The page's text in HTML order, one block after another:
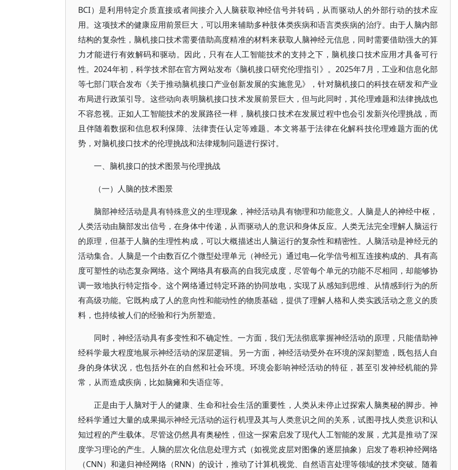
BCI）是利用特定介质直接或者间接介入人脑获取神经信号并转码，从而驱动人的外部行动的技术应
用。这项技术的健康应用前景巨大，可以用来辅助多种肢体类疾病和语言类疾病的治疗。由于人脑内部
结构的复杂性，脑机接口技术需要借助高度精准的材料来获取人脑神经元信息，同时需要借助强大的算
力才能进行有效解码和驱动。因此，只有在人工智能技术的支持之下，脑机接口技术应用才具备可行
性。2024年初，科学技术部在官方网站发布《脑机接口研究伦理指引》。2025年7月，工业和信息化部
等七部门联合发布《关于推动脑机接口产业创新发展的实施意见》，针对脑机接口的科技在研发和产业
布局进行政策引导。这些动向表明脑机接口技术发展前景巨大，但与此同时，其伦理难题和法律挑战也
不容忽视。正如人工智能技术的发展路径一样，脑机接口技术在发展过程中也会引发新兴伦理挑战，而
且伴随着数据和信息权利保障、法律责任认定等难题。本文将基于法律在化解科技伦理难题方面的优
势，对脑机接口技术的伦理挑战和法律规制问题进行探讨。
一、脑机接口的技术图景与伦理挑战
（一）人脑的技术图景
脑部神经活动是具有特殊意义的生理现象，神经活动具有物理和功能意义。人脑是人的神经中枢，
人类活动由脑部发出信号，在身体中传递，从而驱动人的意识和身体反应。人类无法完全理解人脑运行
的原理，但基于人脑的生理性构成，可以大概描述出人脑运行的复杂性和精密性。人脑活动是神经元的
活动集合。人脑是一个由数百亿个微型处理单元（神经元）通过电—化学信号相互连接构成的、具有高
度可塑性的动态复杂网络。这个网络具有极高的自我完成度，尽管每个单元的功能不尽相同，却能够协
调一致地执行特定指令。这个网络通过特定环路的协同放电，实现了从感知到思维、从情感到行为的所
有高级功能。它既构成了人的意向性和能动性的物质基础，提供了理解人格和人类实践活动之意义的质
料，也持续被人们的经验和行为所塑造。
同时，神经活动具有多变性和不确定性。一方面，我们无法彻底掌握神经活动的原理，只能借助神
经科学最大程度地展示神经活动的深层逻辑。另一方面，神经活动受外在环境的深刻塑造，既包括人自
身的身体状况，也包括外在的自然和社会环境。环境会影响神经活动的特征，甚至引发神经机能的异
常，从而造成疾病，比如脑瘫和失语症等。
正是由于人脑对于人的健康、生命和社会生活的重要性，人类从未停止过探索人脑奥秘的脚步。神
经科学通过大量的成果揭示神经元活动的运行机理及其与人类意识之间的关系，试图寻找人类意识和认
知过程的产生载体。尽管这仍然具有奥秘性，但这一探索启发了现代人工智能的发展，尤其是推动了深
度学习理论的产生。人脑的层次化信息处理方式（如视觉皮层对图像的逐层抽象）启发了卷积神经网络
（CNN）和递归神经网络（RNN）的设计，推动了计算机视觉、自然语言处理等领域的技术突破。随着